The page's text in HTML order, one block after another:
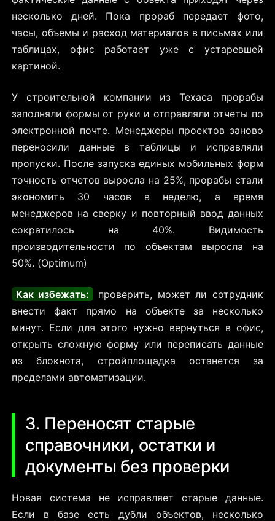
несколько дней. Пока прораб передает фото,
часы, объемы и расход материалов в письмах или
таблицах, офис работает уже с устаревшей
картиной.
У строительной компании из Техаса прорабы
заполняли формы от руки и отправляли отчеты по
электронной почте. Менеджеры проектов заново
переносили данные в таблицы и исправляли
пропуски. После запуска единых мобильных форм
точность отчетов выросла на 25%, прорабы стали
экономить 30 часов в неделю, а время
менеджеров на сверку и повторный ввод данных
сократилось на 40%. Видимость
производительности по объектам выросла на
50%. (Optimum)
Как избежать:
проверить, может ли сотрудник
внести факт прямо на объекте за несколько
минут. Если для этого нужно вернуться в офис,
открыть сложную форму или переписать данные
из блокнота, стройплощадка останется за
пределами автоматизации.
3. Переносят старые
справочники, остатки и
документы без проверки
Новая система не исправляет старые данные.
Если в базе есть дубли объектов, несколько